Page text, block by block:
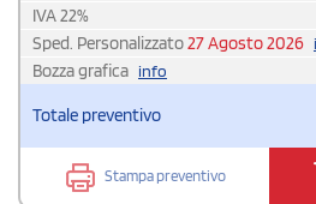
IVA22%
Sped. Personalizzato27 Agosto 2026
Bozza grafica info
Totale preventivo
Stampa preventivo